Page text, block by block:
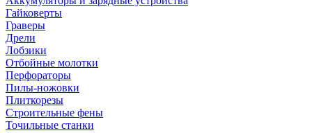
Гайковерты
Граверы
Дрели
Лобзики
Отбойные молотки
Перфораторы
Пилы-ножовки
Плиткорезы
Строительные фены
Точильные станки